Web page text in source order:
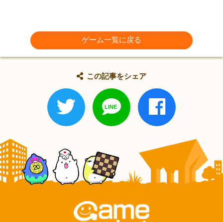
ゲーム一覧に戻る
この記事をシェア